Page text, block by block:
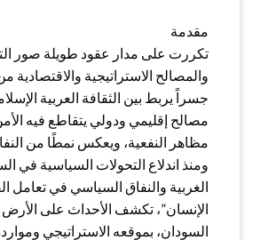
مقدمة
تكررت على مدار عقود طويلة صور
والمصالح الاستراتيجية
جسراً يربط بين الثقافة العربية
مصالح إقليمي ودولي يتقاطع فيه
مظاهر النفعية، ويعكس نمطًا من
الغربية والنفاق السياسي في تعامل
الإنسان”، تكشف الأحداث على
السودان، بموقعه الاستراتيجي